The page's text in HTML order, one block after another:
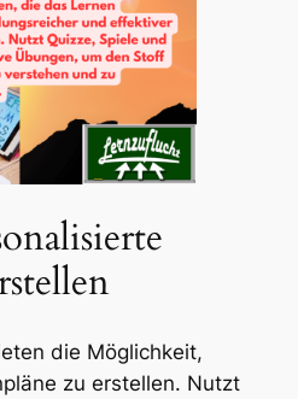
die Möglichkeit,
zu erstellen. Nutzt